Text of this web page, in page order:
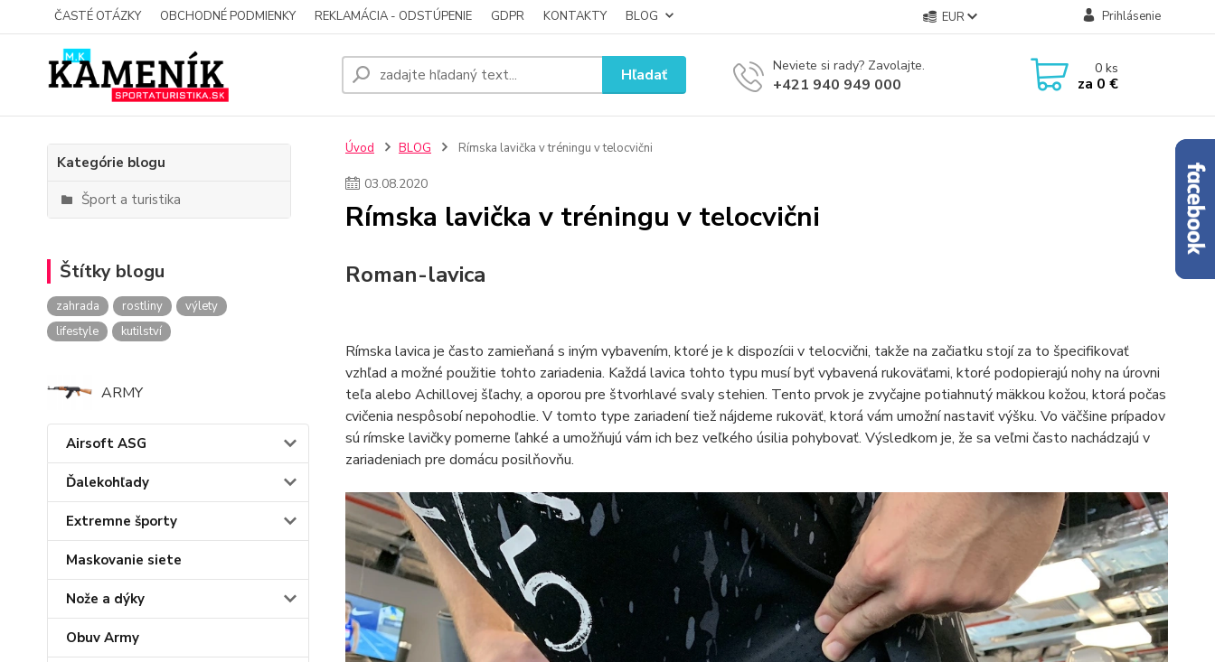
ČASTÉ OTÁZKY OBCHODNÉ PODMIENKY REKLAMÁCIA - ODSTÚPENIE GDPR KONTAKTY BLOG EUR Prihlásenie
Hľadať Neviete si rady? Zavolajte.
+421 940 949 000
0ks
za 0 €
Kategórie blogu
Šport a turistika
Štítky blogu
zahrada rostliny
výlety
lifestyle
kutilství
ARMY
Airsoft ASG
Ďalekohľady
Extremne športy
Maskovanie siete
Nože a dýky
Obuv Army
Úvod BLOG Rímska lavička v tréningu v telocvični
03.08.2020
Rímska lavička v tréningu v telocvični
Roman-lavica
Rímska lavica je často zamieňaná s iným vybavením, ktoré je k dispozícii v telocvični, takže na začiatku stojí za to špecifikovať
vzhľad a možné použitie tohto zariadenia. Každá lavica tohto typu musí byť vybavená rukoväťami, ktoré podopierajú nohy na úrovni
teľa alebo Achillovej šľachy, a oporou pre štvorhlavé svaly stehien. Tento prvok je zvyčajne potiahnutý mäkkou kožou, ktorá počas
cvičenia nespôsobí nepohodlie. V tomto type zariadení tiež nájdeme rukoväť, ktorá vám umožní nastaviť výšku. Vo väčšine prípadov
sú rímske lavičky pomerne ľahké a umožňujú vám ich bez veľkého úsilia pohybovať. Výsledkom je, že sa veľmi často nachádzajú v
zariadeniach pre domácu posilňovňu.